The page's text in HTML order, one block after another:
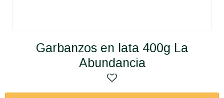
Garbanzos en lata 400g La
Abundancia